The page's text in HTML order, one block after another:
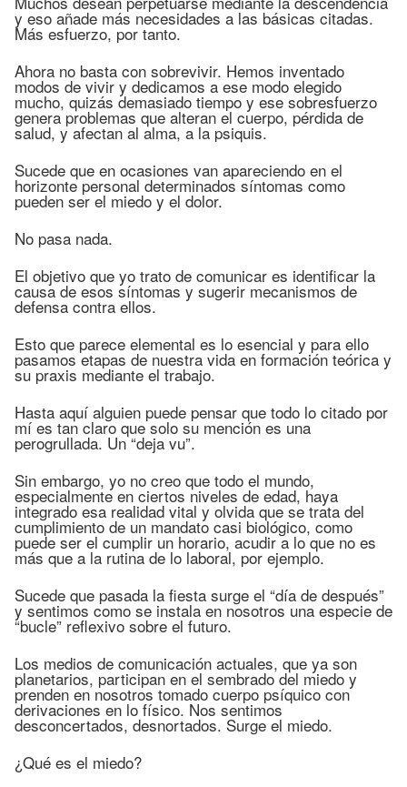
y eso añade más necesidades a las básicas citadas.
Más esfuerzo, por tanto.
Ahora no basta con sobrevivir. Hemos inventado
modos de vivir y dedicamos a ese modo elegido
mucho, quizás demasiado tiempo y ese sobresfuerzo
genera problemas que alteran el cuerpo, pérdida de
salud, y afectan al alma, a la psiquis.
Sucede que en ocasiones van apareciendo en el
horizonte personal determinados síntomas como
pueden ser el miedo y el dolor.
No pasa nada.
El objetivo que yo trato de comunicar es identificar la
causa de esos síntomas y sugerir mecanismos de
defensa contra ellos.
Esto que parece elemental es lo esencial y para ello
pasamos etapas de nuestra vida en formación teórica y
su praxis mediante el trabajo.
Hasta aquí alguien puede pensar que todo lo citado por
mí es tan claro que solo su mención es una
perogrullada. Un “deja vu”.
Sin embargo, yo no creo que todo el mundo,
especialmente en ciertos niveles de edad, haya
integrado esa realidad vital y olvida que se trata del
cumplimiento de un mandato casi biológico, como
puede ser el cumplir un horario, acudir a lo que no es
más que a la rutina de lo laboral, por ejemplo.
Sucede que pasada la fiesta surge el “día de después”
y sentimos como se instala en nosotros una especie de
“bucle” reflexivo sobre el futuro.
Los medios de comunicación actuales, que ya son
planetarios, participan en el sembrado del miedo y
prenden en nosotros tomado cuerpo psíquico con
derivaciones en lo físico. Nos sentimos
desconcertados, desnortados. Surge el miedo.
¿Qué es el miedo?